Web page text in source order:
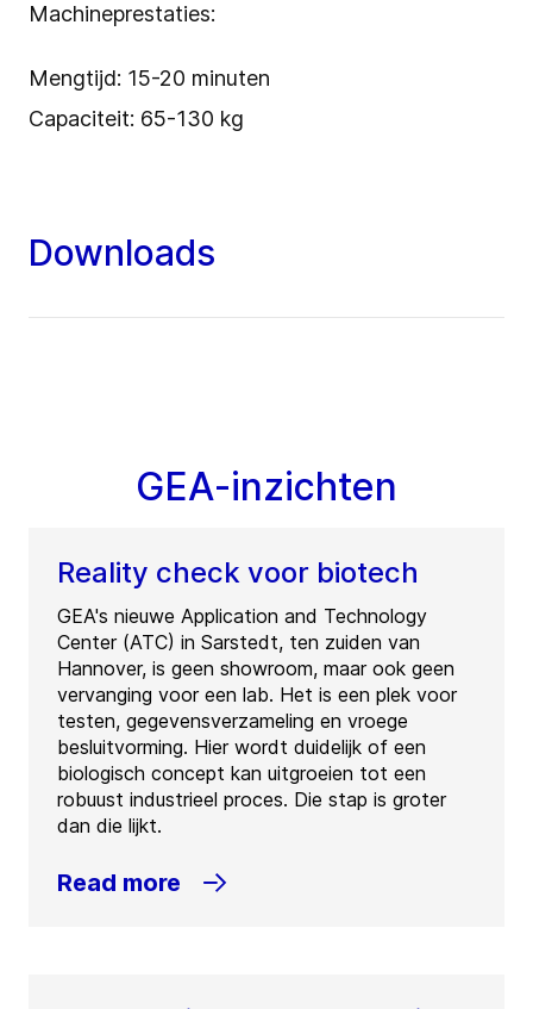
Machineprestaties:
Mengtijd: 15-20 minuten
Capaciteit: 65-130 kg
Downloads
GEA-inzichten
Reality check voor biotech
GEA's nieuwe Application and Technology
Center (ATC) in Sarstedt, ten zuiden van
Hannover, is geen showroom, maar ook geen
vervanging voor een lab. Het is een plek voor
testen, gegevensverzameling en vroege
besluitvorming. Hier wordt duidelijk of een
biologisch concept kan uitgroeien tot een
robuust industrieel proces. Die stap is groter
dan die lijkt.
Read more